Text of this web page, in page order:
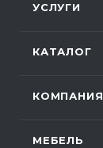
УСЛУГИ
КАТАЛОГ
КОМПАНИЯ
МЕБЕЛЬ